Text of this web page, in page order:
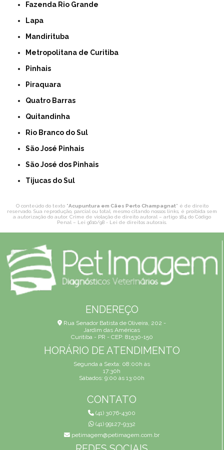
Fazenda Rio Grande
Lapa
Mandirituba
Metropolitana de Curitiba
Pinhais
Piraquara
Quatro Barras
Quitandinha
Rio Branco do Sul
São José Pinhais
São José dos Pinhais
Tijucas do Sul
O conteúdo do texto "Acupuntura em Cães Perto Champagnat" é de direito
reservado. Sua reprodução, parcial ou total, mesmo citando nossos links, é proibida sem
a autorização do autor. Crime de violação de direito autoral – artigo 184 do Código
Penal – Lei 9610/98 - Lei de direitos autorais
ENDEREÇO
Rua Senador Batista de Oliveira, 202 -
Jardim das Américas
Curitiba - PR - CEP: 81530-150
HORÁRIO DE ATENDIMENTO
Segunda a Sexta: 08:00h às
17:30h
Sábados: 9:00 às 13:00h
CONTATO
(41) 3076-4300
(41) 99127-9332
petimagem@petimagem.com.br